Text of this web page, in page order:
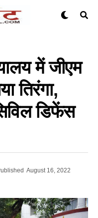
में जीएम
तिरंगा,
डिफेंस
August 16, 2022